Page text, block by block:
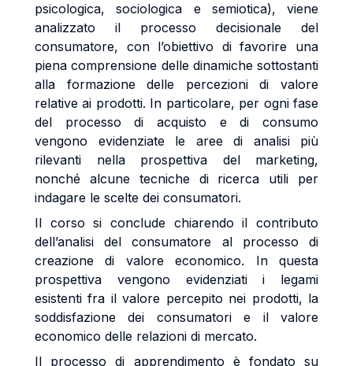
psicologica, sociologica e semiotica), viene
analizzato il processo decisionale del
consumatore, con l’obiettivo di favorire una
piena comprensione delle dinamiche sottostanti
alla formazione delle percezioni di valore
relative ai prodotti. In particolare, per ogni fase
del processo di acquisto e di consumo
vengono evidenziate le aree di analisi più
rilevanti nella prospettiva del marketing,
nonché alcune tecniche di ricerca utili per
indagare le scelte dei consumatori.
Il corso si conclude chiarendo il contributo
dell’analisi del consumatore al processo di
creazione di valore economico. In questa
prospettiva vengono evidenziati i legami
esistenti fra il valore percepito nei prodotti, la
soddisfazione dei consumatori e il valore
economico delle relazioni di mercato.
Il processo di apprendimento è fondato su